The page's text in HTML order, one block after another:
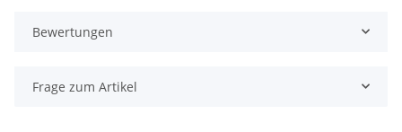
Bewertungen
Frage zum Artikel